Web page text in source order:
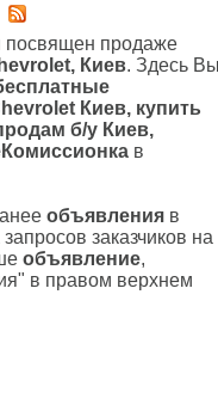
посвящен продаже
Киев. Здесь
Киев, купить
б/у Киев,
в
объявления в
заказчиков на
объявление,
в правом верхнем